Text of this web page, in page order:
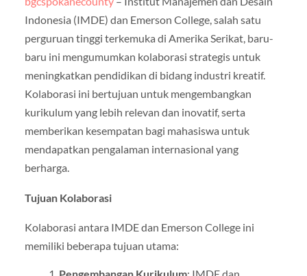
Indonesia (IMDE) dan Emerson College, salah satu
perguruan tinggi terkemuka di Amerika Serikat, baru-
baru ini mengumumkan kolaborasi strategis untuk
meningkatkan pendidikan di bidang industri kreatif.
Kolaborasi ini bertujuan untuk mengembangkan
kurikulum yang lebih relevan dan inovatif, serta
memberikan kesempatan bagi mahasiswa untuk
mendapatkan pengalaman internasional yang
berharga.
Tujuan Kolaborasi
Kolaborasi antara IMDE dan Emerson College ini
memiliki beberapa tujuan utama: